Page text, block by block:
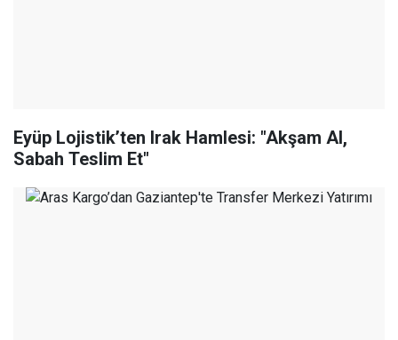
Eyüp Lojistik’ten Irak Hamlesi: "Akşam Al,
Sabah Teslim Et"